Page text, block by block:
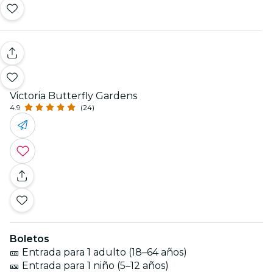
Victoria Butterfly Gardens
4.9 (24)
Boletos
🎫 Entrada para 1 adulto (18–64 años)
🎫 Entrada para 1 niño (5–12 años)